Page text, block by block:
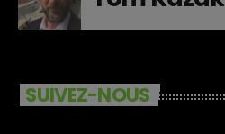
SUIVEZ-NOUS